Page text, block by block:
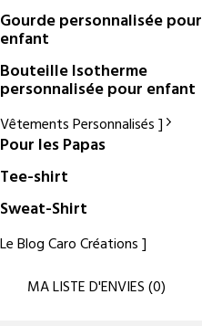
Gourde personnalisée pour
enfant
Bouteille Isotherme
personnalisée pour enfant
Vêtements Personnalisés
Pour les Papas
Tee-shirt
Sweat-Shirt
Le Blog Caro Créations
MA LISTE D'ENVIES(0)